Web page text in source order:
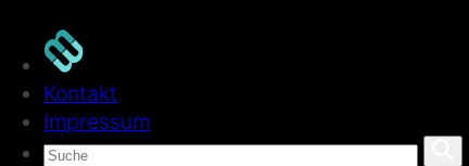
Kontakt
Impressum